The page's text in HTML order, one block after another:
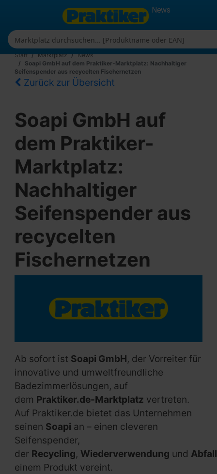
News
Start Marktplatz
News
Soapi GmbH auf dem Praktiker-Marktplatz: Nachhaltiger
Seifenspender aus recycelten Fischernetzen
Zurück zur Übersicht
Soapi GmbH auf
dem Praktiker-
Marktplatz:
Nachhaltiger
Seifenspender aus
recycelten
Fischernetzen
Ab sofort ist Soapi GmbH, der Vorreiter für
innovative und umweltfreundliche
Badezimmerlösungen, auf
dem Praktiker.de-Marktplatz vertreten.
Auf Praktiker.de bietet das Unternehmen
seinen Soapi an – einen cleveren
Seifenspender,
der Recycling, Wiederverwendung und
einem Produkt vereint.